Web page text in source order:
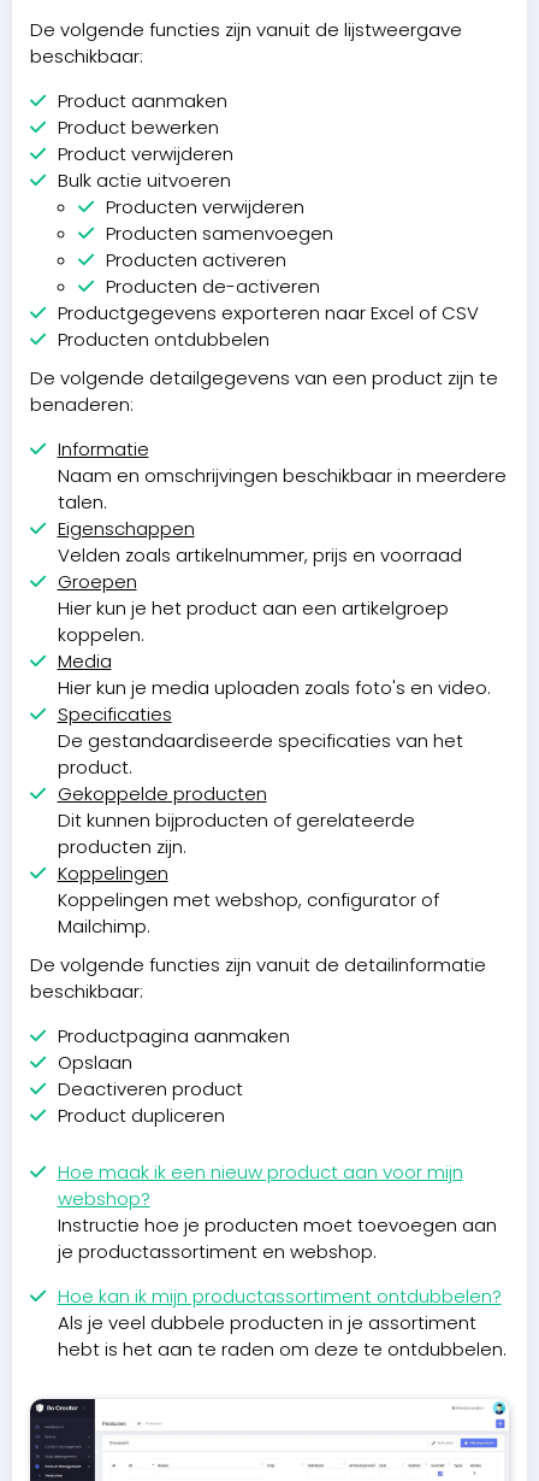
De volgende functies zijn vanuit de lijstweergave
beschikbaar:
Product aanmaken
Product bewerken
Product verwijderen
Bulk actie uitvoeren
Producten verwijderen
Producten samenvoegen
Producten activeren
Producten de-activeren
Productgegevens exporteren naar Excel of CSV
Producten ontdubbelen
De volgende detailgegevens van een product zijn te
benaderen:
Informatie
Naam en omschrijvingen beschikbaar in meerdere
talen.
Eigenschappen
Velden zoals artikelnummer, prijs en voorraad
Groepen
Hier kun je het product aan een artikelgroep
koppelen.
Media
Hier kun je media uploaden zoals foto's en video.
Specificaties
De gestandaardiseerde specificaties van het
product.
Gekoppelde producten
Dit kunnen bijproducten of gerelateerde
producten zijn.
Koppelingen
Koppelingen met webshop, configurator of
Mailchimp.
De volgende functies zijn vanuit de detailinformatie
beschikbaar:
Productpagina aanmaken
Opslaan
Deactiveren product
Product dupliceren
Hoe maak ik een nieuw product aan voor mijn
webshop?
Instructie hoe je producten moet toevoegen aan
je productassortiment en webshop.
Hoe kan ik mijn productassortiment ontdubbelen?
Als je veel dubbele producten in je assortiment
hebt is het aan te raden om deze te ontdubbelen.